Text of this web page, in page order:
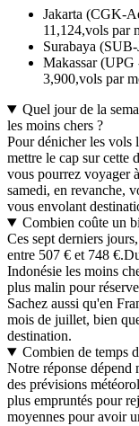
Jakarta (CGK-
11,124,vols par
Surabaya
Makassar (UPG
3,900,vols par
Quel jour de la
les moins chers ?
Pour dénicher les vols
mettre le cap sur cette
vous pourrez voyager
samedi, en revanche,
vous envolant
Combien coûte un
Ces sept derniers
entre 507 € et 748 €.
Indonésie les moins
plus malin pour
Sachez aussi qu'en
mois de juillet, bien
destination.
Combien de temps
Notre réponse dépend
des prévisions
plus empruntés pour
moyennes pour avoir